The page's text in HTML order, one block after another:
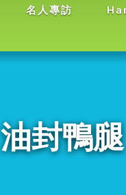
名人專訪
封鴨腿